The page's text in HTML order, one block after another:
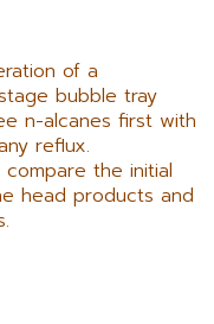
of a
bubble tray
n-alcanes first with
reflux.
the initial
head products and